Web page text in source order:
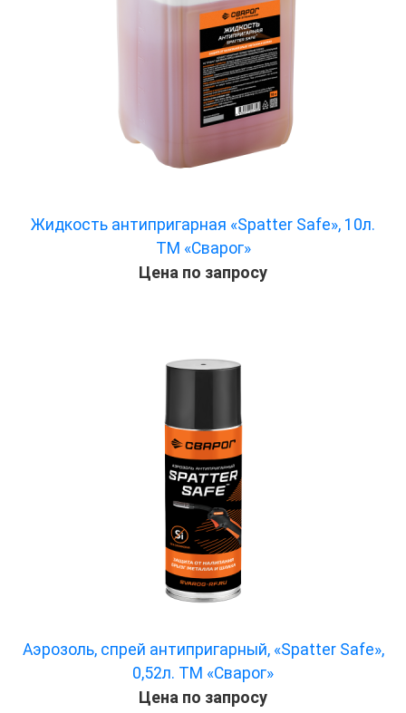
Жидкость антипригарная «Spatter Safe», 10л.
ТМ «Сварог»
Цена по запросу
Аэрозоль, спрей антипригарный, «Spatter Safe»,
0,52л. ТМ «Сварог»
Цена по запросу